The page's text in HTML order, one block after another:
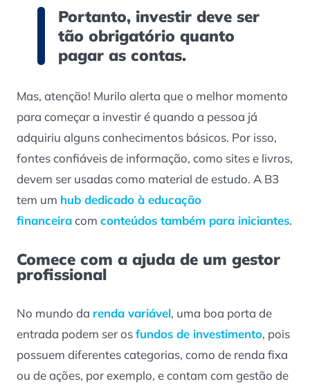
Portanto, investir deve ser
tão obrigatório quanto
pagar as contas.
Mas, atenção! Murilo alerta que o melhor momento
para começar a investir é quando a pessoa já
adquiriu alguns conhecimentos básicos. Por isso,
fontes confiáveis de informação, como sites e livros,
devem ser usadas como material de estudo. A B3
tem um hub dedicado à educação
financeiracom conteúdos também para iniciantes.
Comece com a ajuda de um gestor
profissional
No mundo da renda variável, uma boa porta de
entrada podem ser osfundos de investimento, pois
possuem diferentes categorias, como de renda fixa
ou de ações, por exemplo, e contam com gestão de